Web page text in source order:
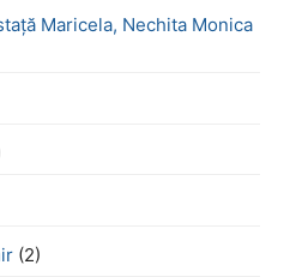
Maricela, Nechita Monica
(2)